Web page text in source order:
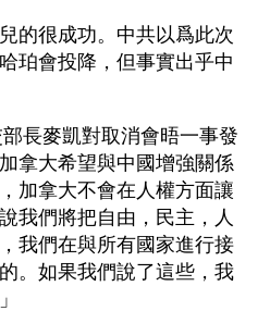
的很成功。中共以爲此次
珀會投降，但事實出乎中
長麥凱對取消會晤一事發
拿大希望與中國增強關係
加拿大不會在人權方面讓
我們將把自由，民主，人
我們在與所有國家進行接
。如果我們說了這些，我